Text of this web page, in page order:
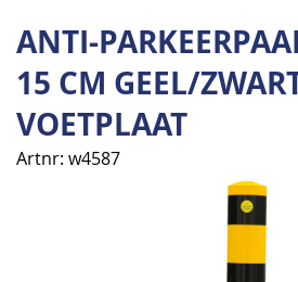
ANTI-
15 CM GEEL/
VOETPLAAT
Artnr w4587